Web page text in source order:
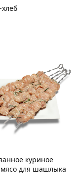
куриное
мясо для шашлыка